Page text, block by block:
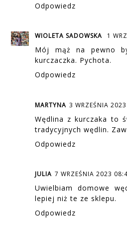
Odpowiedz
WIOLETA SADOWSKA 1
Mój mąż na pewno
kurczaczka. Pychota.
Odpowiedz
MARTYNA 3 WRZEŚNIA
Wędlina z kurczaka to
tradycyjnych wędlin.
Odpowiedz
JULIA 7 WRZEŚNIA 2023
Uwielbiam domowe
lepiej niż te ze sklepu.
Odpowiedz